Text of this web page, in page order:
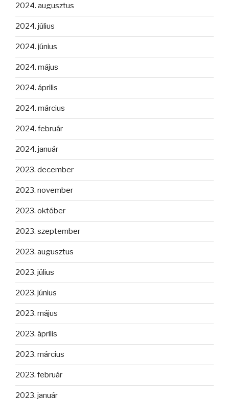
2024. augusztus
2024. július
2024. június
2024. május
2024. április
2024. március
2024. február
2024. január
2023. december
2023. november
2023. október
2023. szeptember
2023. augusztus
2023. július
2023. június
2023. május
2023. április
2023. március
2023. február
2023. január